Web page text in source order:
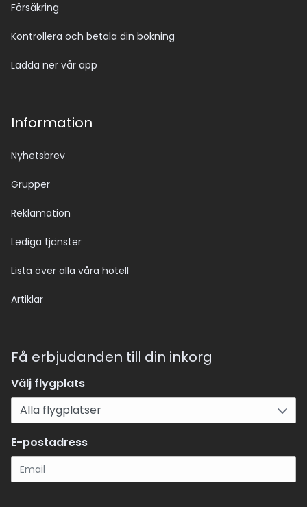
Försäkring
Kontrollera och betala din bokning
Ladda ner vår app
Information
Nyhetsbrev
Grupper
Reklamation
Lediga tjänster
Lista över alla våra hotell
Artiklar
Få erbjudanden till din inkorg
Välj flygplats
E-postadress